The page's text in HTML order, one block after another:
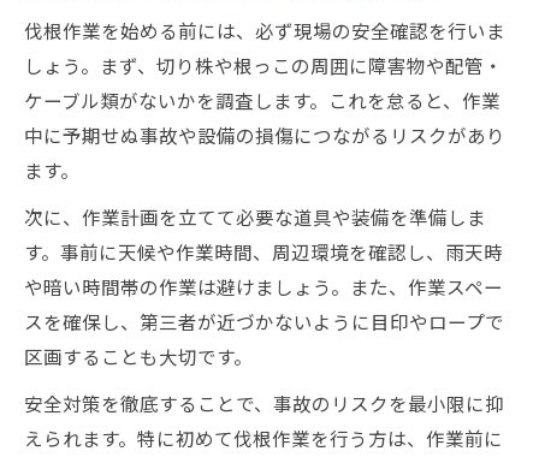
伐根作業を始める前には、必ず現場の安全確認を行いま
しょう。まず、切り株や根っこの周囲に障害物や配管・
ケーブル類がないかを調査します。これを怠ると、作業
中に予期せぬ事故や設備の損傷につながるリスクがあり
ます。
次に、作業計画を立てて必要な道具や装備を準備しま
す。事前に天候や作業時間、周辺環境を確認し、雨天時
や暗い時間帯の作業は避けましょう。また、作業スペー
スを確保し、第三者が近づかないように目印やロープで
区画することも大切です。
安全対策を徹底することで、事故のリスクを最小限に抑
えられます。特に初めて伐根作業を行う方は、作業前に